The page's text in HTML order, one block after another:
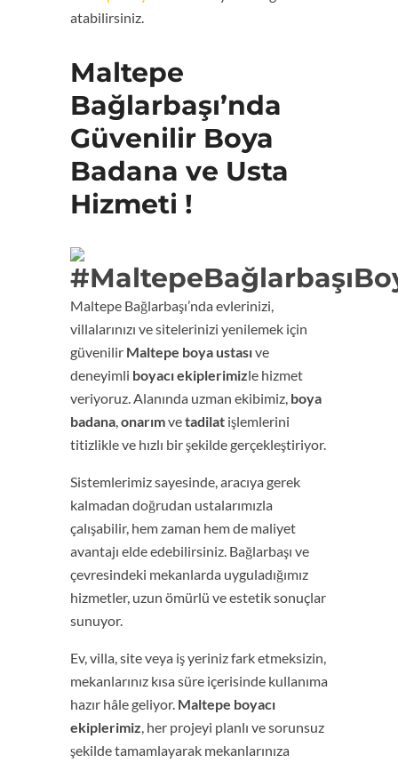
atabilirsiniz.
Maltepe
Bağlarbaşı’nda
Güvenilir Boya
Badana ve Usta
Hizmeti !
Maltepe Bağlarbaşı’nda evlerinizi,
villalarınızı ve sitelerinizi yenilemek için
güvenilir Maltepe boya ustasıve
deneyimli boyacı ekiplerimizle hizmet
veriyoruz. Alanında uzman ekibimiz, boya
badana,onarımvetadilat işlemlerini
titizlikle ve hızlı bir şekilde gerçekleştiriyor.
Sistemlerimiz sayesinde, aracıya gerek
kalmadan doğrudan ustalarımızla
çalışabilir, hem zaman hem de maliyet
avantajı elde edebilirsiniz. Bağlarbaşı ve
çevresindeki mekanlarda uyguladığımız
hizmetler, uzun ömürlü ve estetik sonuçlar
sunuyor.
Ev, villa, site veya iş yeriniz fark etmeksizin,
mekanlarınız kısa süre içerisinde kullanıma
hazır hâle geliyor. Maltepe boyacı
ekiplerimiz, her projeyi planlı ve sorunsuz
şekilde tamamlayarak mekanlarınıza